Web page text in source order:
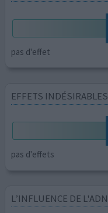
pas d'effet
EFFETS INDÉSIRABLES
pas d'effets
L’INFLUENCE DE L'ADN